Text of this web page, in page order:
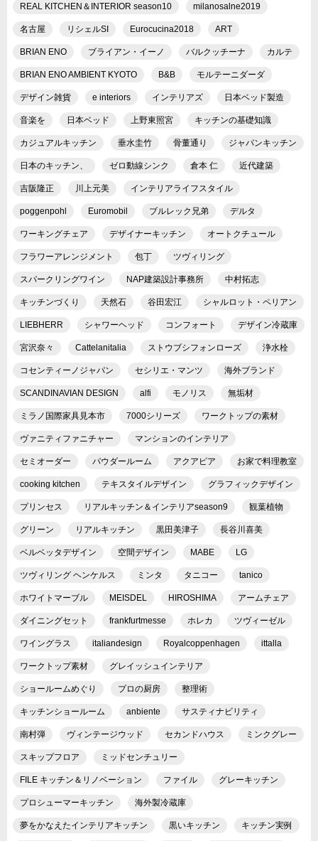
REAL KITCHEN＆INTERIOR season10 milanosalne2019
名古屋 リシェルSI Eurocucina2018 ART
BRIAN ENO ブライアン・イーノ バルクッチーナ カルテ
BRIAN ENO AMBIENT KYOTO B&B モルテーニダーダ
デザイン雑貨 e interiors インテリアズ 日本ベッド製造
音楽を 日本ベッド 上野東照宮 キッチンの基礎知識
カジュアルキッチン 垂水圭竹 骨董通り ジャパンキッチン
日本のキッチン、 ゼロ動線シンク 倉本 仁 近代建築
吉阪隆正 川上元美 インテリアライフスタイル
poggenpohl Euromobil ブルレック兄弟 デルタ
ワーキングチェア デザイナーキッチン オートクチュール
フラワーアレンジメント 包丁 ツヴィリング
スパークリングワイン NAP建築設計事務所 中村拓志
キッチンづくり 天然石 谷田宏江 シャルロット・ペリアン
LIEBHERR シャワーヘッド コンフォート デザイン冷蔵庫
宮沢奈々 Cattelanitalia ストウブシフォンローズ 浄水栓
コセンティーノジャパン セシリエ・マンツ 海外ブランド
SCANDINAVIAN DESIGN alfi モノリス 無垢材
ミラノ国際家具見本市 7000シリーズ ワークトップの素材
ヴァニティファニチャー マンションのインテリア
セミオーダー パウダールーム アクアピア お家で料理教室
cooking kitchen テキスタイルデザイン グラフィックデザイン
プリンセス リアルキッチン＆インテリアseason9 観葉植物
グリーン リアルキッチン 黒田美津子 長谷川喜美
ベルベッタデザイン 空間デザイン MABE LG
ツヴィリング ヘンケルス ミンタ タニコー tanico
ホワイトマーブル MEISDEL HIROSHIMA アームチェア
ダイニングセット frankfurtmesse ホレカ ツヴィーゼル
ワイングラス italiandesign Royalcoppenhagen ittalla
ワークトップ素材 グレイッシュインテリア
ショールームめぐり プロの厨房 整理術
キッチンショールーム anbiente サスティナビリティ
南村弾 ヴィンテージウッド セカンドハウス ミンクグレー
スキップフロア ミッドセンチュリー
FILE キッチン＆リノベーション ファイル グレーキッチン
プロシューマーキッチン 海外製冷蔵庫
夢をかなえたインテリアキッチン 黒いキッチン キッチン実例